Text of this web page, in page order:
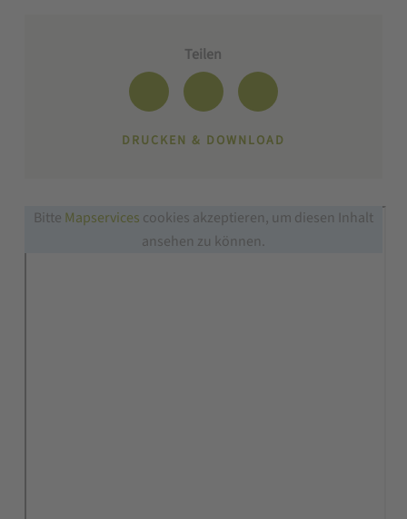
Teilen
DRUCKEN & DOWNLOAD
Bitte Mapservices cookies akzeptieren, um diesen Inhalt
ansehen zu können.